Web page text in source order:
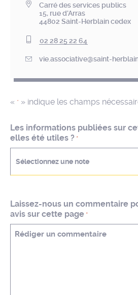
Carré des services publics
15, rue d’Arras
44802 Saint-Herblain cedex
02 28 25 22 64
vie.associative@saint-
« * » indique les champs
Les informations publiées sur
elles été utiles ? *
Sélectionnez une note
Laissez-nous un commentaire
avis sur cette page *